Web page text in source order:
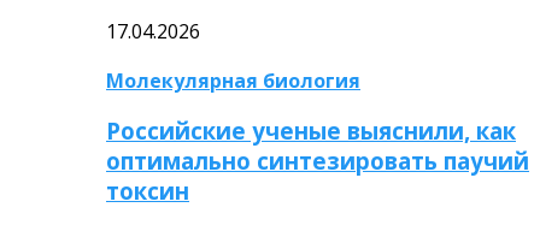
17.04.2026
Молекулярная биология
Российские ученые выяснили, как
оптимально синтезировать паучий
токсин